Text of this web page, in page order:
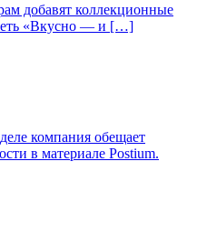
добавят коллекционные
сеть «Вкусно — и […]
компания обещает
в материале Postium.